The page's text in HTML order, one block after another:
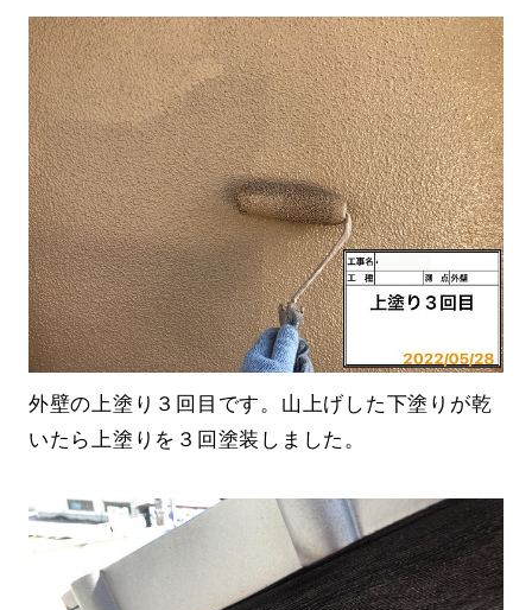
外壁の上塗り３回目です。山上げした下塗りが乾
いたら上塗りを３回塗装しました。